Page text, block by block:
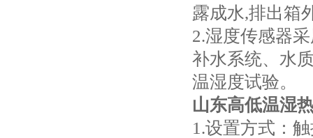
露成水,排出箱
2.湿度传感器
补水系统、水
温湿度试验。
山东高低温湿
1.设置方式：